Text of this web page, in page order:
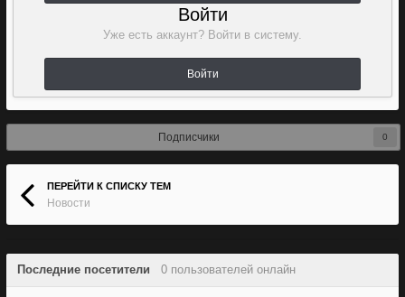
Войти
Уже есть аккаунт? Войти в систему.
Войти
Подписчики 0
ПЕРЕЙТИ К СПИСКУ ТЕМ
Новости
Последние посетители 0 пользователей онлайн